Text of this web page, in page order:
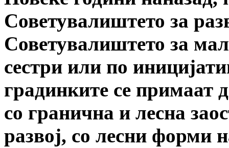
Советувалиштето за
Советувалиштето за
сестри или по
градинките се примаат
со гранична и лесна
развој, со лесни форми